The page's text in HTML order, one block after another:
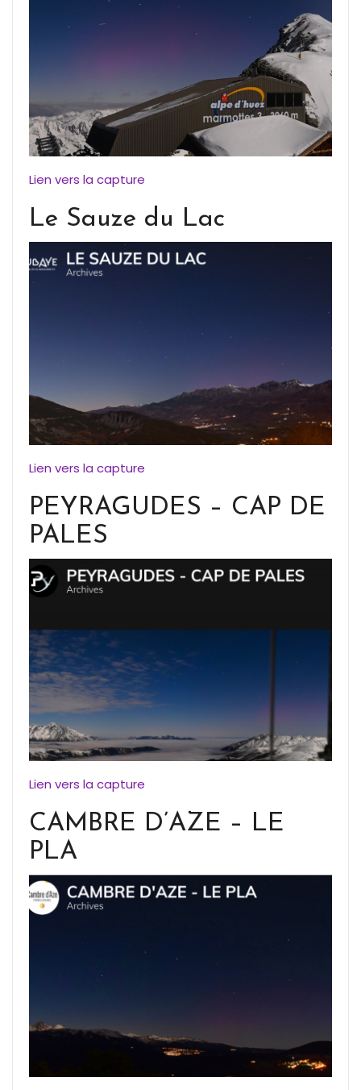
Lien vers la capture
Le Sauze du Lac
Lien vers la capture
PEYRAGUDES – CAP DE
PALES
Lien vers la capture
CAMBRE D’AZE – LE
PLA